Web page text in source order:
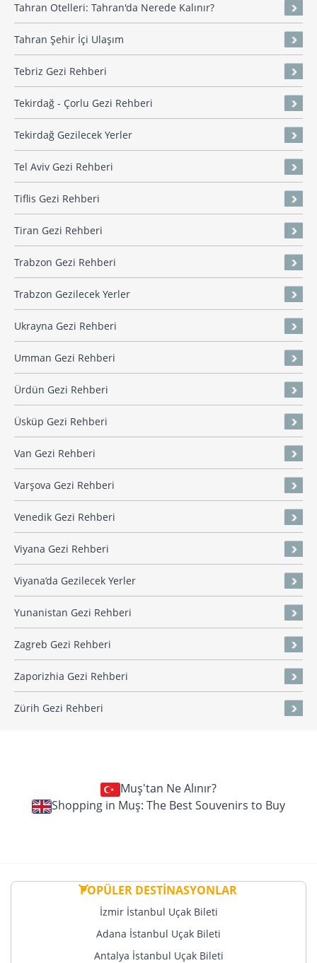
Tahran Otelleri: Tahran'da Nerede Kalınır?
Tahran Şehir İçi Ulaşım
Tebriz Gezi Rehberi
Tekirdağ - Çorlu Gezi Rehberi
Tekirdağ Gezilecek Yerler
Tel Aviv Gezi Rehberi
Tiflis Gezi Rehberi
Tiran Gezi Rehberi
Trabzon Gezi Rehberi
Trabzon Gezilecek Yerler
Ukrayna Gezi Rehberi
Umman Gezi Rehberi
Ürdün Gezi Rehberi
Üsküp Gezi Rehberi
Van Gezi Rehberi
Varşova Gezi Rehberi
Venedik Gezi Rehberi
Viyana Gezi Rehberi
Viyana’da Gezilecek Yerler
Yunanistan Gezi Rehberi
Zagreb Gezi Rehberi
Zaporizhia Gezi Rehberi
Zürih Gezi Rehberi
Muş'tan Ne Alınır?
Shopping in Muş: The Best Souvenirs to Buy
POPÜLER DESTİNASYONLAR
İzmir İstanbul Uçak Bileti
Adana İstanbul Uçak Bileti
Antalya İstanbul Uçak Bileti